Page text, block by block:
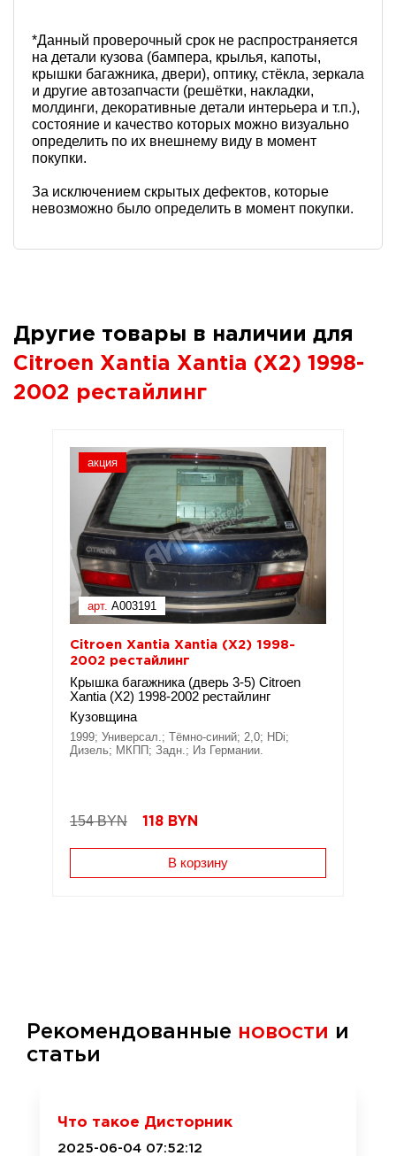
*Данный проверочный срок не распространяется
на детали кузова (бампера, крылья, капоты,
крышки багажника, двери), оптику, стёкла, зеркала
и другие автозапчасти (решётки, накладки,
молдинги, декоративные детали интерьера и т.п.),
состояние и качество которых можно визуально
определить по их внешнему виду в момент
покупки.
За исключением скрытых дефектов, которые
невозможно было определить в момент покупки.
Другие товары в наличии для
Citroen Xantia Xantia (X2) 1998-
2002 рестайлинг
акция
арт. A003191
Citroen Xantia Xantia (X2) 1998-
2002 рестайлинг
Крышка багажника (дверь 3-5) Citroen
Xantia (X2) 1998-2002 рестайлинг
Кузовщина
1999; Универсал.; Тёмно-синий; 2,0; HDi;
Дизель; МКПП; Задн.; Из Германии.
154 BYN 118 BYN
В корзину
Рекомендованные новости и
статьи
Что такое Дисторник
2025-06-04 07:52:12